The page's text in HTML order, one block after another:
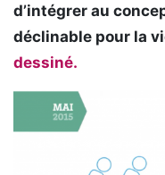
d’intégrer au
déclinable pour la
dessiné.